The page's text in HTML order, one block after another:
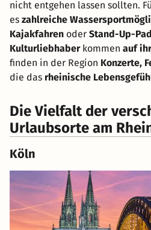
nicht entgehen lassen sollten.
es zahlreiche
Kajakfahren oder Stand-Up-
Kulturliebhaberkommen auf
finden in der Region Konzerte,
die das rheinische
Die Vielfalt der
Urlaubsorte am
Köln